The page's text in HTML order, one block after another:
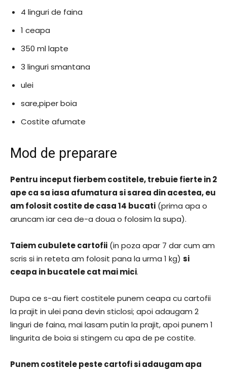
4 linguri de faina
1 ceapa
350 ml lapte
3 linguri smantana
ulei
sare,piper boia
Costite afumate
Mod de preparare
Pentru inceput fierbem costitele, trebuie fierte in 2
ape ca sa iasa afumatura si sarea din acestea, eu
am folosit costite de casa 14 bucati (prima apa o
aruncam iar cea de-a doua o folosim la supa).
Taiem cubulete cartofii (in poza apar 7 dar cum am
scris si in reteta am folosit pana la urma 1 kg) si
ceapa in bucatele cat mai mici.
Dupa ce s-au fiert costitele punem ceapa cu cartofii
la prajit in ulei pana devin sticlosi; apoi adaugam 2
linguri de faina, mai lasam putin la prajit, apoi punem 1
lingurita de boia si stingem cu apa de pe costite.
Punem costitele peste cartofi si adaugam apa